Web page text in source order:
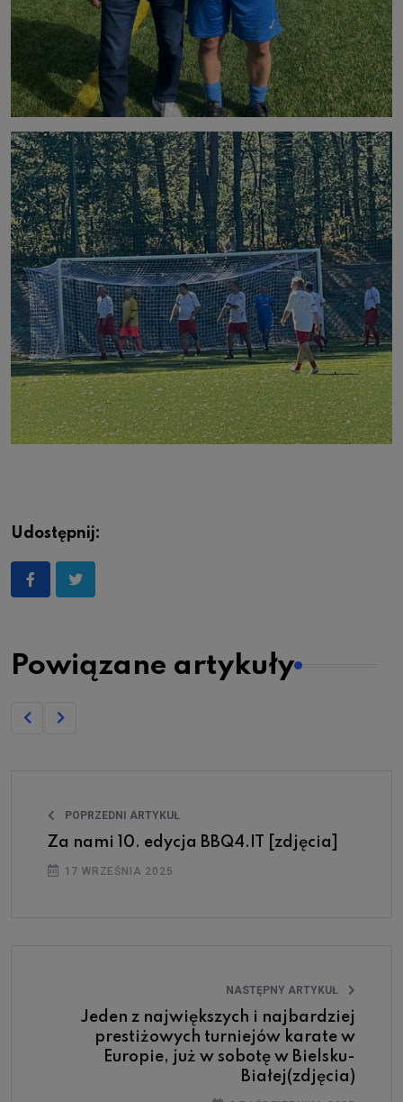
Udostępnij:
Powiązane artykuły
POPRZEDNI ARTYKUŁ
Za nami 10. edycja BBQ4.IT [zdjęcia]
17 WRZEŚNIA 2025
NASTĘPNY ARTYKUŁ
Jeden z największych i najbardziej
prestiżowych turniejów karate w
Europie, już w sobotę w Bielsku-
Białej(zdjęcia)